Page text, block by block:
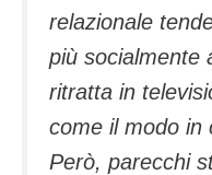
relazionale
più socialmente
ritratta in
come il modo in
Però, parecchi